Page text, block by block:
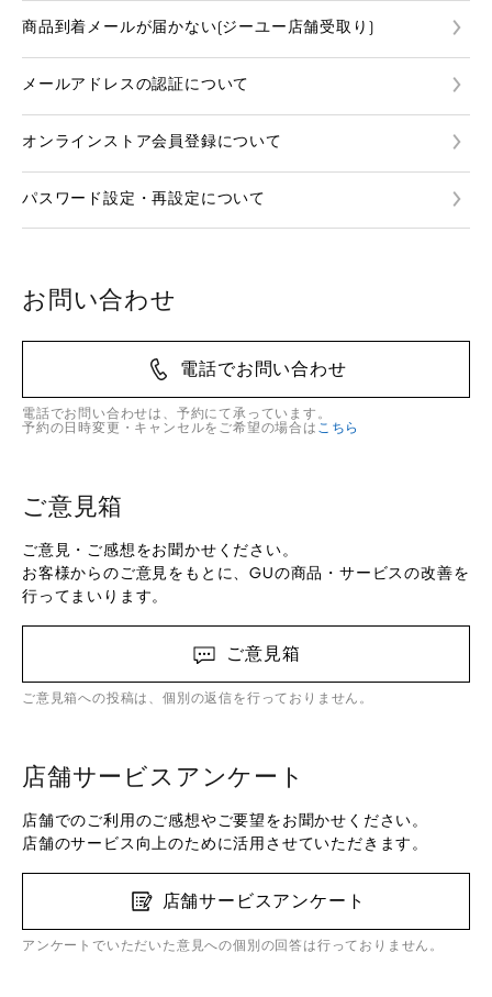
商品到着メールが届かない(ジーユー店舗受取り)
メールアドレスの認証について
オンラインストア会員登録について
パスワード設定・再設定について
お問い合わせ
電話でお問い合わせ
電話でお問い合わせは、予約にて承っています。
予約の日時変更・キャンセルをご希望の場合は こちら
ご意見箱
ご意見・ご感想をお聞かせください。
お客様からのご意見をもとに、GUの商品・サービスの改善を
行ってまいります。
ご意見箱
ご意見箱への投稿は、個別の返信を行っておりません。
店舗サービスアンケート
店舗でのご利用のご感想やご要望をお聞かせください。
店舗のサービス向上のために活用させていただきます。
店舗サービスアンケート
アンケートでいただいた意見への個別の回答は行っておりません。